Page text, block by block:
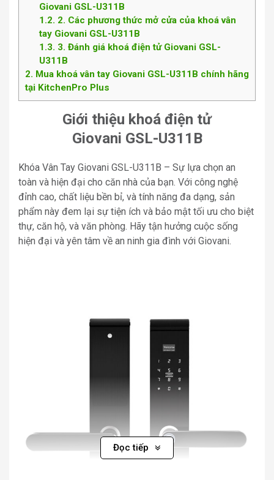
Giovani GSL-U311B
1.2 2. Các phương thức mở cửa của khoá vân
tay Giovani GSL-U311B
1.3 ​3. Đánh giá khoá điện tử Giovani GSL-
U311B
2
Mua khoá vân tay Giovani GSL-U311B chính hãng
tại KitchenPro Plus
Giới thiệu khoá điện tử
Giovani GSL-U311B
Khóa Vân Tay Giovani GSL-U311B – Sự lựa chọn an
toàn và hiện đại cho căn nhà của bạn. Với công nghệ
đỉnh cao, chất liệu bền bỉ, và tính năng đa dạng, sản
phẩm này đem lại sự tiện ích và bảo mật tối ưu cho biệt
thự, căn hộ, và văn phòng. Hãy tận hưởng cuộc sống
hiện đại và yên tâm về an ninh gia đình với Giovani.
Đọc tiếp